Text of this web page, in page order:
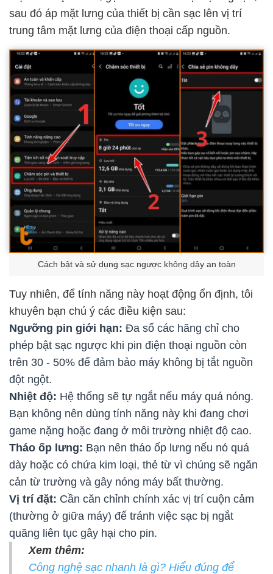
sau đó áp mặt lưng của thiết bị cần sạc lên vị trí
trung tâm mặt lưng của điện thoại cấp nguồn.
Cách bật và sử dụng sạc ngược không dây an toàn
Tuy nhiên, để tính năng này hoạt động ổn định, tôi
khuyên bạn chú ý các điều kiện sau:
Ngưỡng pin giới hạn: Đa số các hãng chỉ cho
phép bật sạc ngược khi pin điện thoại nguồn còn
trên 30 - 50% để đảm bảo máy không bị tắt nguồn
đột ngột.
Nhiệt độ: Hệ thống sẽ tự ngắt nếu máy quá nóng.
Bạn không nên dùng tính năng này khi đang chơi
game nặng hoặc đang ở môi trường nhiệt độ cao.
Tháo ốp lưng: Bạn nên tháo ốp lưng nếu nó quá
dày hoặc có chứa kim loại, thẻ từ vì chúng sẽ ngăn
cản từ trường và gây nóng máy bất thường.
Vị trí đặt: Cần căn chỉnh chính xác vị trí cuộn cảm
(thường ở giữa máy) để tránh việc sạc bị ngắt
quãng liên tục gây hại cho pin.
Xem thêm:
Công nghệ sạc nhanh là gì? Hiểu đúng để